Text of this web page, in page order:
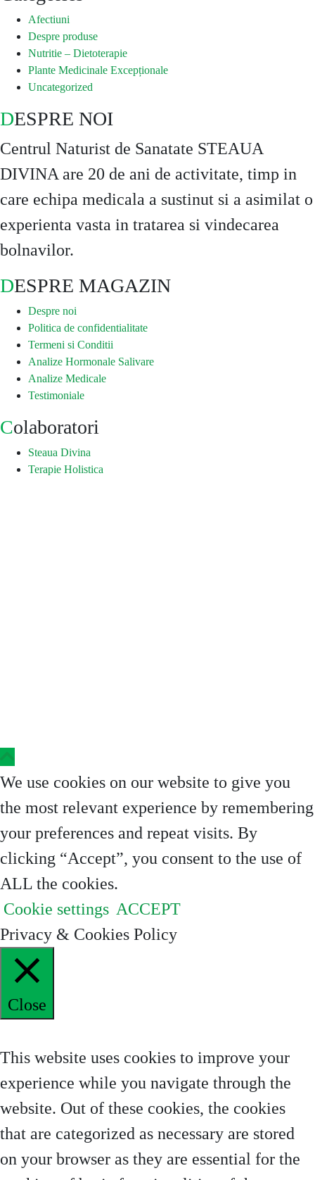
Afectiuni
Despre produse
Nutritie – Dietoterapie
Plante Medicinale Excepționale
Uncategorized
DESPRE NOI
Centrul Naturist de Sanatate STEAUA
DIVINA are 20 de ani de activitate, timp in
care echipa medicala a sustinut si a asimilat o
experienta vasta in tratarea si vindecarea
bolnavilor.
DESPRE MAGAZIN
Despre noi
Politica de confidentialitate
Termeni si Conditii
Analize Hormonale Salivare
Analize Medicale
Testimoniale
Colaboratori
Steaua Divina
Terapie Holistica
We use cookies on our website to give you
the most relevant experience by remembering
your preferences and repeat visits. By
clicking “Accept”, you consent to the use of
ALL the cookies.
Cookie settings ACCEPT
Privacy & Cookies Policy
Close
This website uses cookies to improve your
experience while you navigate through the
website. Out of these cookies, the cookies
that are categorized as necessary are stored
on your browser as they are essential for the